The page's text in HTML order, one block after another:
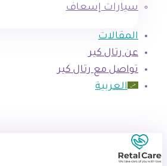
سيارات إسعاف
المقالات
عن رتال كير
تواصل مع رتال كير
العربية